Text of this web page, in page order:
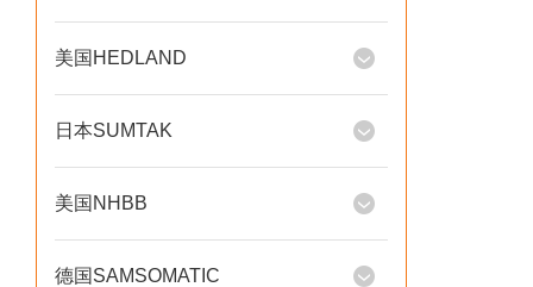
美国HEDLAND
日本SUMTAK
美国NHBB
德国SAMSOMATIC